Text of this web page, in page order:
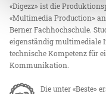
«Digezz» ist die
«Multimedia Production»
Berner Fachhochschule.
eigenständig multimediale
technische Kompetenz für
Kommunikation.
Die unter «Beste»